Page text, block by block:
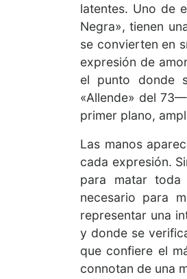
latentes. Uno de
Negra», tienen
se convierten en
expresión de
el punto donde
«Allende» del
primer plano,
Las manos
cada expresión.
para matar
necesario para
representar una
y donde se
que confiere el
connotan de una